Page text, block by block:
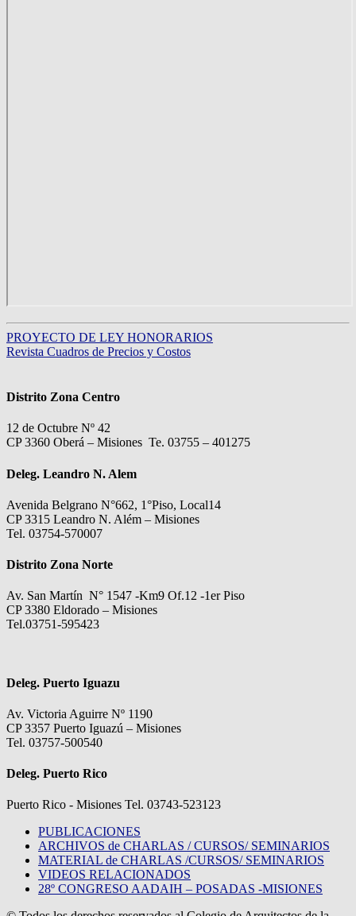
PROYECTO DE LEY HONORARIOS
Revista Cuadros de Precios y Costos
Distrito Zona Centro
12 de Octubre Nº 42
CP 3360 Oberá – Misiones Te. 03755 – 401275
Deleg. Leandro N. Alem
Avenida Belgrano N°662, 1°Piso, Local14
CP 3315 Leandro N. Além – Misiones
Tel. 03754-570007
Distrito Zona Norte
Av. San Martín N° 1547 -Km9 Of.12 -1er Piso
CP 3380 Eldorado – Misiones
Tel.03751-595423
Deleg. Puerto Iguazu
Av. Victoria Aguirre Nº 1190
CP 3357 Puerto Iguazú – Misiones
Tel. 03757-500540
Deleg. Puerto Rico
Puerto Rico - Misiones Tel. 03743-523123
PUBLICACIONES
ARCHIVOS de CHARLAS / CURSOS/ SEMINARIOS
MATERIAL de CHARLAS /CURSOS/ SEMINARIOS
VIDEOS RELACIONADOS
28º CONGRESO AADAIH – POSADAS -MISIONES